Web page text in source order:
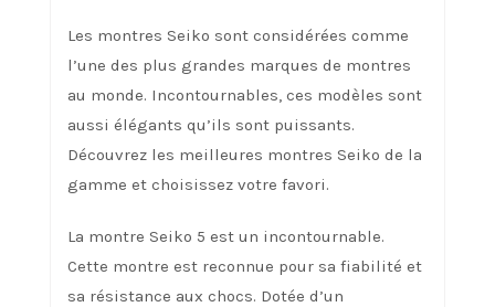
Les montres Seiko sont considérées comme
l’une des plus grandes marques de montres
au monde. Incontournables, ces modèles sont
aussi élégants qu’ils sont puissants.
Découvrez les meilleures montres Seiko de la
gamme et choisissez votre favori.
La montre Seiko 5 est un incontournable.
Cette montre est reconnue pour sa fiabilité et
sa résistance aux chocs. Dotée d’un